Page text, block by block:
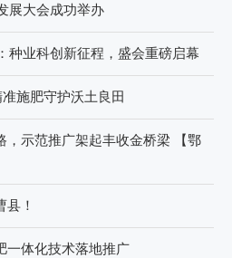
展大会成功举办
种业科创新征程，盛会重磅启幕
施肥守护沃土良田
，示范推广架起丰收金桥梁 【鄂
！
一体化技术落地推广